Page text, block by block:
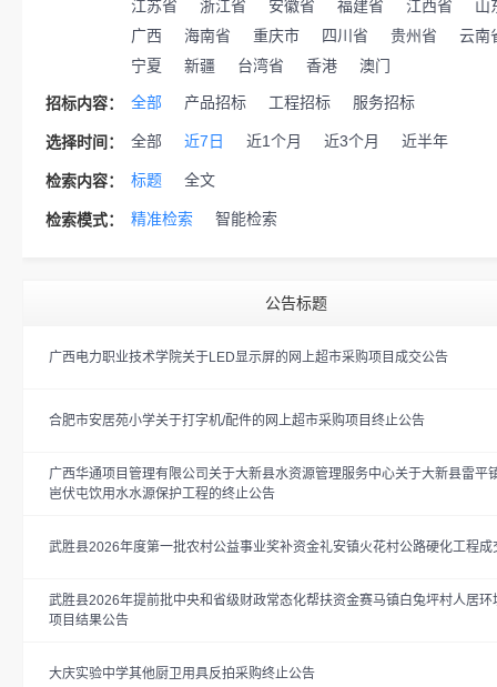
江苏省
浙江省 安徽省 福建省 江西省
山
广西
海南省 重庆市 四川省 贵州省
云南
宁夏
新疆 台湾省 香港 澳门
招标内容： 全部 产品招标 工程招标 服务招标
选择时间： 全部 近7日 近1个月 近3个月 近半年
检索内容： 标题 全文
检索模式： 精准检索 智能检索
公告标题
广西电力职业技术学院关于LED显示屏的网上超市采购项目成交公告
合肥市安居苑小学关于打字机/配件的网上超市采购项目终止公告
广西华通项目管理有限公司关于大新县水资源管理服务中心关于大新县雷平
岜伏屯饮用水水源保护工程的终止公告
武胜县2026年度第一批农村公益事业奖补资金礼安镇火花村公路硬化工程成
武胜县2026年提前批中央和省级财政常态化帮扶资金赛马镇白兔坪村人居环
项目结果公告
大庆实验中学其他厨卫用具反拍采购终止公告